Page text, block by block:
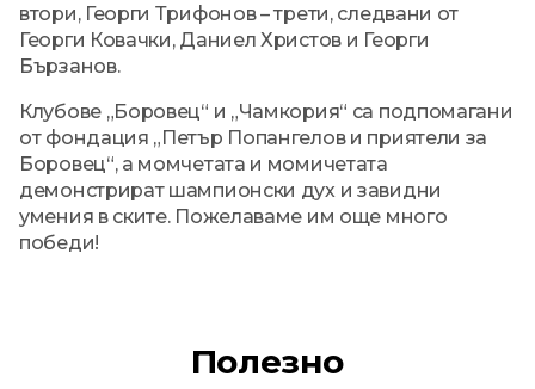
втори, Георги Трифонов – трети, следвани от
Георги Ковачки, Даниел Христов и Георги
Бързанов.
Клубове „Боровец“ и „Чамкория“ са подпомагани
от фондация „Петър Попангелов и приятели за
Боровец“, а момчетата и момичетата
демонстрират шампионски дух и завидни
умения в ските. Пожелаваме им още много
победи!
Полезно